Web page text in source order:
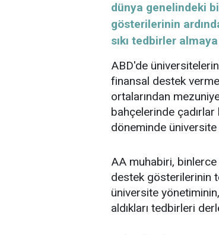
dünya genelindeki
gösterilerinin
sıkı tedbirler
ABD'de
finansal destek
ortalarından
bahçelerinde
döneminde
AA muhabiri, binlerce
destek gösterilerinin
üniversite
aldıkları tedbirleri